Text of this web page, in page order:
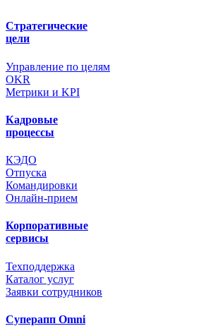
Стратегические
цели
Управление по целям
OKR
Метрики и KPI
Кадровые
процессы
КЭДО
Отпуска
Командировки
Онлайн-прием
Корпоративные
сервисы
Техподдержка
Каталог услуг
Заявки сотрудников
Суперапп Omni